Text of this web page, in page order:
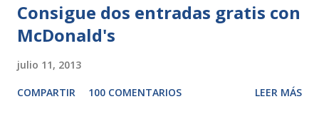
Consigue dos entradas gratis con
McDonald's
julio 11, 2013
COMPARTIR 100 COMENTARIOS LEER MÁS